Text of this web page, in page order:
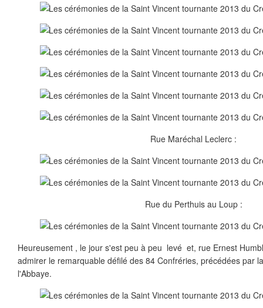
Rue Maréchal Leclerc :
Rue du Perthuis au Loup :
Heureusement , le jour s'est peu à peu levé et, rue Ernest
admirer le remarquable défilé des 84 Confréries, précédées par
l'Abbaye.